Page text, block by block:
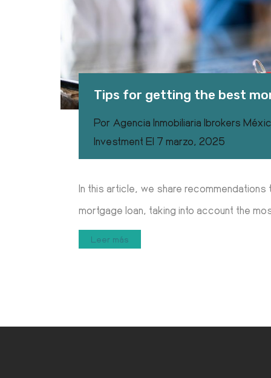
Tips for getting the best
Por Agencia Inmobiliaria Ibrokers
Investment El 7 marzo, 2025
In this article, we share
mortgage loan, taking into account the
Leer más